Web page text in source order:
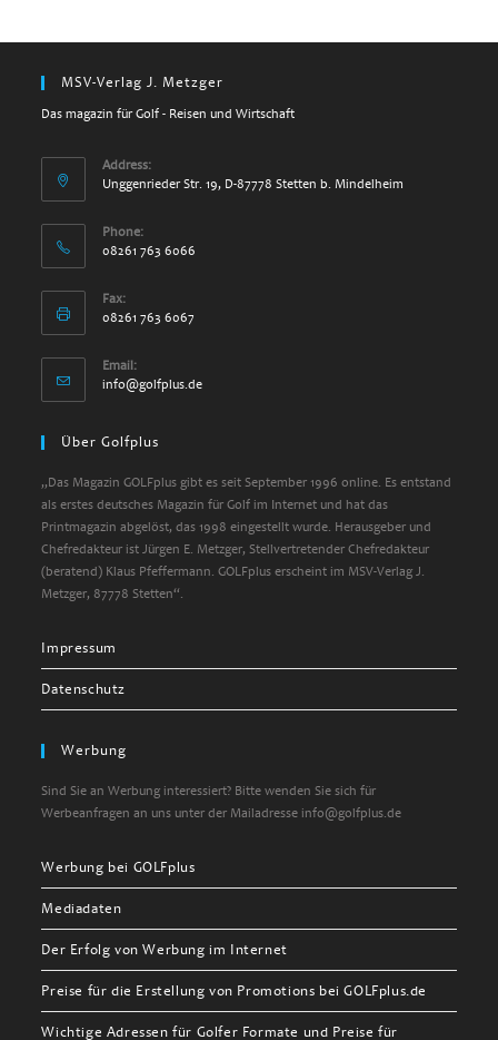
MSV-Verlag J. Metzger
Das magazin für Golf - Reisen und Wirtschaft
Address:
Unggenrieder Str. 19, D-87778 Stetten b. Mindelheim
Phone:
08261 763 6066
Fax:
08261 763 6067
Email:
info@golfplus.de
Über Golfplus
„Das Magazin GOLFplus gibt es seit September 1996 online. Es entstand
als erstes deutsches Magazin für Golf im Internet und hat das
Printmagazin abgelöst, das 1998 eingestellt wurde. Herausgeber und
Chefredakteur ist Jürgen E. Metzger, Stellvertretender Chefredakteur
(beratend) Klaus Pfeffermann. GOLFplus erscheint im MSV-Verlag J.
Metzger, 87778 Stetten“.
Impressum
Datenschutz
Werbung
Sind Sie an Werbung interessiert? Bitte wenden Sie sich für
Werbeanfragen an uns unter der Mailadresse info@golfplus.de
Werbung bei GOLFplus
Mediadaten
Der Erfolg von Werbung im Internet
Preise für die Erstellung von Promotions bei GOLFplus.de
Wichtige Adressen für Golfer Formate und Preise für